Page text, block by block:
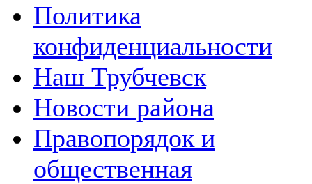
Политика
конфиденциальности
Наш Трубчевск
Новости района
Правопорядок и
общественная